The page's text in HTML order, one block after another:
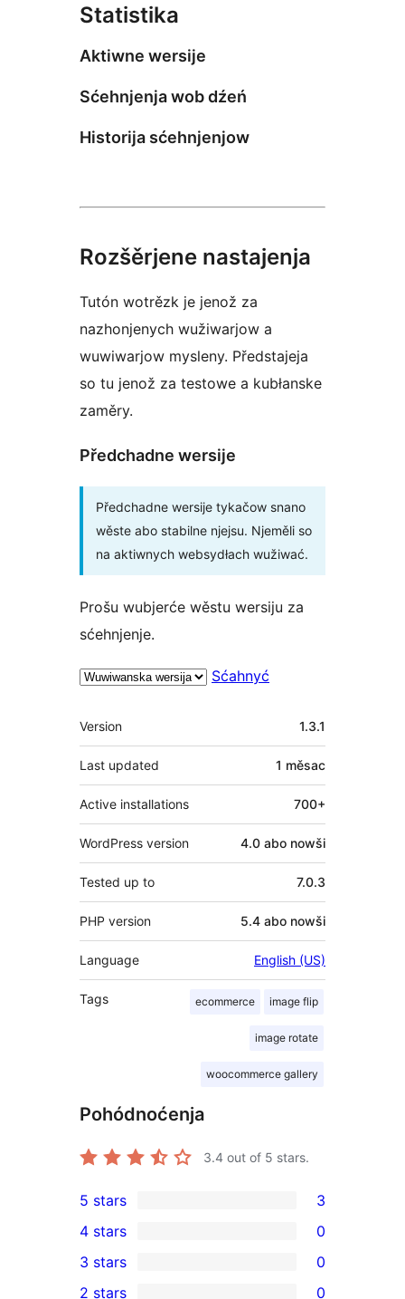
Statistika
Aktiwne wersije
Sćehnjenja wob dźeń
Historija sćehnjenjow
Rozšěrjene nastajenja
Tutón wotrězk je jenož za
nazhonjenych wužiwarjow a
wuwiwarjow mysleny. Předstajeja
so tu jenož za testowe a kubłanske
zaměry.
Předchadne wersije
Předchadne wersije tykačow snano
wěste abo stabilne njejsu. Njeměli so
na aktiwnych websydłach wužiwać.
Prošu wubjerće wěstu wersiju za
sćehnjenje.
Sćahnyć
Meta
Version 1.3.1
Last updated 1 měsac
Active installations 700+
WordPress version 4.0 abo nowši
Tested up to 7.0.3
PHP version 5.4 abo nowši
Language English (US)
Tags ecommerce image flip
image rotate
woocommerce gallery
Pohódnoćenja
3.4 out of 5 stars.
3
5-
star
reviews
5 stars 3
4-
4 stars 0
0
3 stars 0
2 stars 0